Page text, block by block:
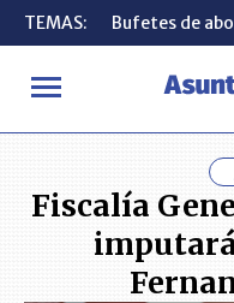
TEMAS: Bufetes de
INICIO ACTUALIDAD
TEMAS: Bufetes de
Fiscalía